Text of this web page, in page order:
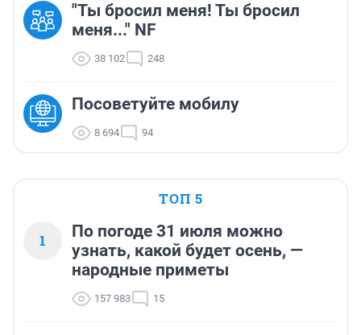
"Ты бросил меня! Ты бросил
меня..." NF
38 102 248
Посоветуйте мобилу
8 694 94
ТОП 5
1
По погоде 31 июля можно
узнать, какой будет осень, —
народные приметы
157 983 15